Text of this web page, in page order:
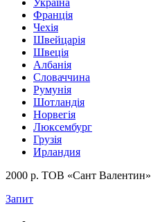
Франція
Чехія
Швейцарія
Швеція
Албанія
Словаччина
Румунія
Шотландія
Норвегія
Люксембург
Грузія
Ирландия
2000 р. ТОВ «Сант Валентин»
Запит